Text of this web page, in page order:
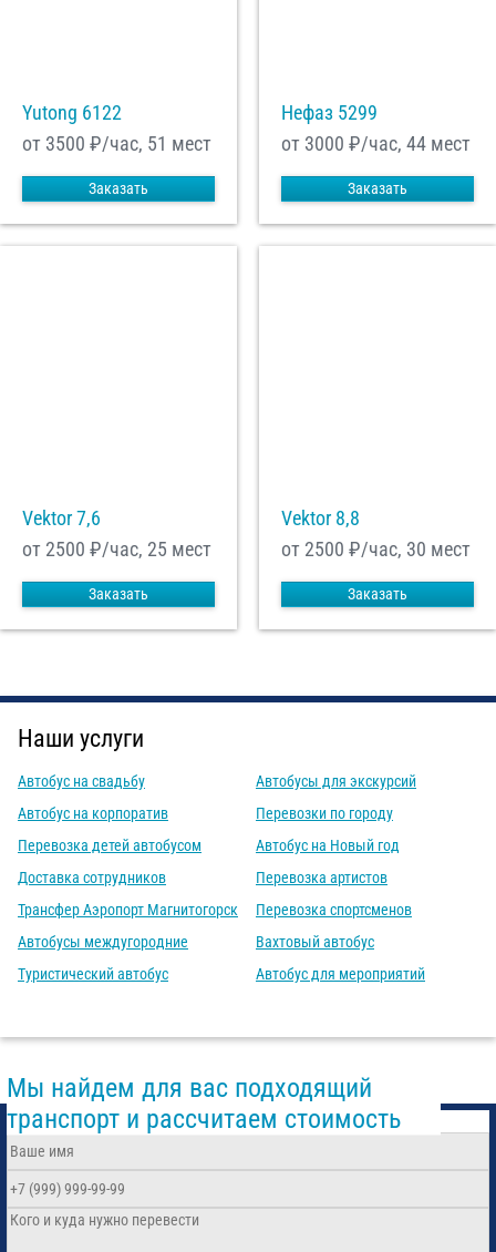
Yutong 6122
от 3500 ₽/час, 51 мест
Заказать
Нефаз 5299
от 3000 ₽/час, 44 мест
Заказать
Vektor 7,6
от 2500 ₽/час, 25 мест
Заказать
Vektor 8,8
от 2500 ₽/час, 30 мест
Заказать
Наши услуги
Автобус на свадьбу
Автобус на корпоратив
Перевозка детей автобусом
Доставка сотрудников
Трансфер Аэропорт Магнитогорск
Автобусы междугородние
Туристический автобус
Автобусы для экскурсий
Перевозки по городу
Автобус на Новый год
Перевозка артистов
Перевозка спортсменов
Вахтовый автобус
Автобус для мероприятий
Мы найдем для вас подходящий
транспорт и рассчитаем стоимость